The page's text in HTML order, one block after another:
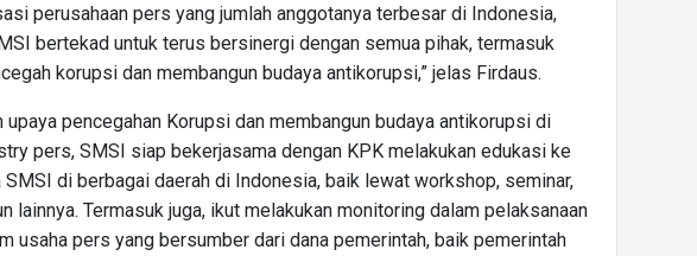
perusahaan pers yang jumlah anggotanya terbesar di Indonesia,
bertekad untuk terus bersinergi dengan semua pihak, termasuk
korupsi dan membangun budaya antikorupsi,” jelas Firdaus.
upaya pencegahan Korupsi dan membangun budaya antikorupsi di
pers, SMSI siap bekerjasama dengan KPK melakukan edukasi ke
SMSI di berbagai daerah di Indonesia, baik lewat workshop, seminar,
lainnya. Termasuk juga, ikut melakukan monitoring dalam pelaksanaan
usaha pers yang bersumber dari dana pemerintah, baik pemerintah